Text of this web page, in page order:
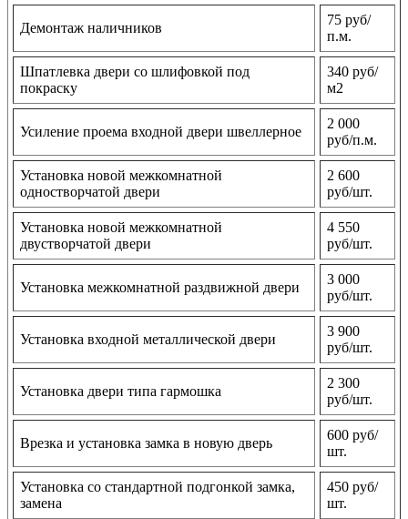
Демонтаж наличников
75 руб/
п.м.
Шпатлевка двери со шлифовкой под
покраску
340 руб/
м2
Усиление проема входной двери швеллерное
2 000
руб/п.м.
Установка новой межкомнатной
одностворчатой двери
2 600
руб/шт.
Установка новой межкомнатной
двустворчатой двери
4 550
руб/шт.
Установка межкомнатной раздвижной двери
3 000
руб/шт.
Установка входной металлической двери
3 900
руб/шт.
Установка двери типа гармошка
2 300
руб/шт.
Врезка и установка замка в новую дверь
600 руб/
шт.
Установка со стандартной подгонкой замка,
замена
450 руб/
шт.